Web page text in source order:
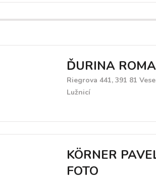
ĎURINA
Riegrova 441, 391 81
Lužnicí
KÖRNER
FOTO